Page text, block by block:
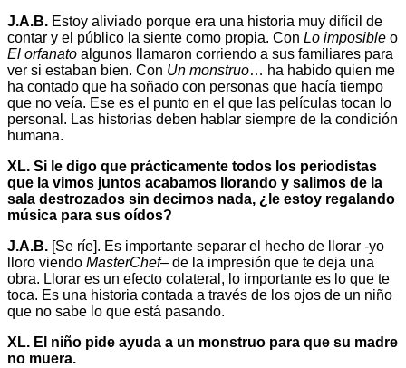
J.A.B. Estoy aliviado porque era una historia muy difícil de
contar y el público la siente como propia. Con Lo imposible o
El orfanato algunos llamaron corriendo a sus familiares para
ver si estaban bien. Con Un monstruo… ha habido quien me
ha contado que ha soñado con personas que hacía tiempo
que no veía. Ese es el punto en el que las películas tocan lo
personal. Las historias deben hablar siempre de la condición
humana.
XL. Si le digo que prácticamente todos los periodistas
que la vimos juntos acabamos llorando y salimos de la
sala destrozados sin decirnos nada, ¿le estoy regalando
música para sus oídos?
J.A.B. [Se ríe]. Es importante separar el hecho de llorar -yo
lloro viendo MasterChef– de la impresión que te deja una
obra. Llorar es un efecto colateral, lo importante es lo que te
toca. Es una historia contada a través de los ojos de un niño
que no sabe lo que está pasando.
XL. El niño pide ayuda a un monstruo para que su madre
no muera.